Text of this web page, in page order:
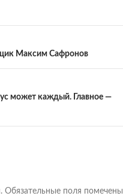
Максим Сафронов
может каждый. Главное —
Обязательные поля помечены